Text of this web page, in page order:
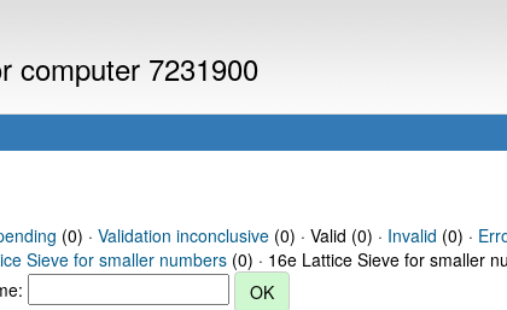
computer 7231900
(0) · Validation inconclusive(0) · Valid (0) · Invalid (0) ·
Sieve for smaller numbers (0) · 16e Lattice Sieve for smaller